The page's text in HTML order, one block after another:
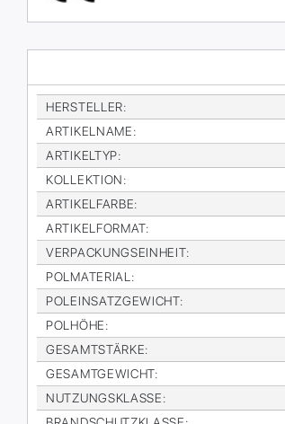
HER­STEL­LER:
AR­TI­KEL­NA­ME:
AR­TI­KEL­TYP:
KOL­LEK­TI­ON:
AR­TI­KEL­FAR­BE:
AR­TI­KEL­FOR­MAT:
VER­PA­CKUNGS­EIN­HEIT:
POL­MA­TE­RI­AL:
POL­EIN­SATZ­GE­WICHT:
POL­HÖ­HE:
GE­SAMT­STÄR­KE:
GE­SAMT­GE­WICHT:
NUT­ZUNGS­KLAS­SE: